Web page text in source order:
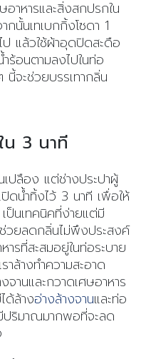
าหารและสิ่งสกปรกใน
นั้นเทเบกกิ้งโซดา 1
แล้วใช้ผ้าอุดปิดสะดือ
ร้อนตามลงไปในท่อ
จะช่วยบรรเทากลิ่น
น 3 นาที
ปลือง แต่ช่างประปาผู้
ดน้ำทิ้งไว้ 3 นาที เพื่อให้
ป็นเทคนิคที่ง่ายแต่มี
วยลดกลิ่นไม่พึงประสงค์
รที่สะสมอยู่ในท่อระบาย
าล้างทำความสะอาด
านและกวาดเศษอาหาร
ด้ล้างอ่างล้างจานและท่อ
มีปริมาณมากพอที่จะลด